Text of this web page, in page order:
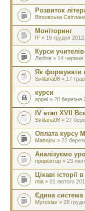
Розвиток
Вітковська
Монiторинг
IF » 16 грудня
Курси
Любов » 14 червня
Як формувати
Svitlana08 » 17
курси
appel » 28 березня
ІV етап ХVІІ
Svitlana08 » 27
Оплата курсу
Mahnjov » 22
Аналізуємо
проректор » 23
Цікаві історії
mia » 01 лютого
Єдина система
Myroslav » 28